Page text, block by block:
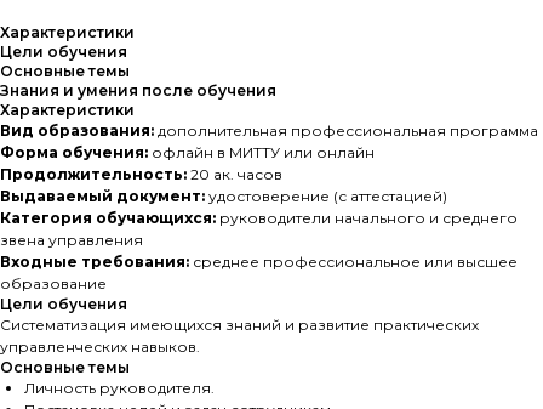
Характеристики
Цели обучения
Основные темы
Знания и умения после обучения
Характеристики
Вид образования: дополнительная профессиональная программа
Форма обучения: офлайн в МИТТУ или онлайн
Продолжительность: 20 ак. часов
Выдаваемый документ: удостоверение (с аттестацией)
Категория обучающихся: руководители начального и среднего
звена управления
Входные требования: среднее профессиональное или высшее
образование
Цели обучения
Систематизация имеющихся знаний и развитие практических
управленческих навыков.
Основные темы
Личность руководителя.